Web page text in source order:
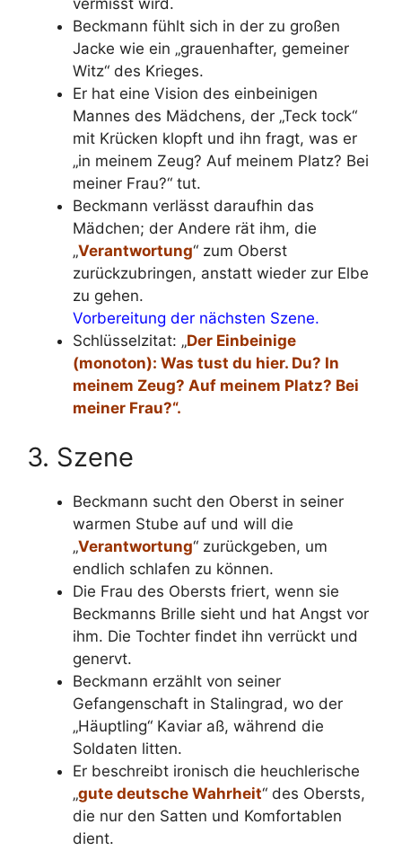
Beckmann fühlt sich in der zu großen
Jacke wie ein „grauenhafter, gemeiner
Witz“ des Krieges.
Er hat eine Vision des einbeinigen
Mannes des Mädchens, der „Teck tock“
mit Krücken klopft und ihn fragt, was er
„in meinem Zeug? Auf meinem Platz? Bei
meiner Frau?“ tut.
Beckmann verlässt daraufhin das
Mädchen; der Andere rät ihm, die
„Verantwortung“ zum Oberst
zurückzubringen, anstatt wieder zur Elbe
zu gehen.
Vorbereitung der nächsten Szene.
Schlüsselzitat: „Der Einbeinige
(monoton): Was tust du hier. Du? In
meinem Zeug? Auf meinem Platz? Bei
meiner Frau?“.
3. Szene
Beckmann sucht den Oberst in seiner
warmen Stube auf und will die
„Verantwortung“ zurückgeben, um
endlich schlafen zu können.
Die Frau des Obersts friert, wenn sie
Beckmanns Brille sieht und hat Angst vor
ihm. Die Tochter findet ihn verrückt und
genervt.
Beckmann erzählt von seiner
Gefangenschaft in Stalingrad, wo der
„Häuptling“ Kaviar aß, während die
Soldaten litten.
Er beschreibt ironisch die heuchlerische
„gute deutsche Wahrheit“ des Obersts,
die nur den Satten und Komfortablen
dient.